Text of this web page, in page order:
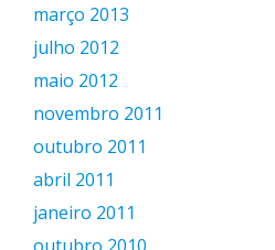
março 2013
julho 2012
maio 2012
novembro 2011
outubro 2011
abril 2011
janeiro 2011